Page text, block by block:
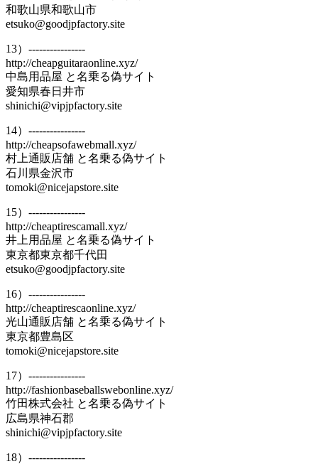
和歌山県和歌山市
etsuko@goodjpfactory.site
13）----------------
http://cheapguitaraonline.xyz/
中島用品屋 と名乗る偽サイト
愛知県春日井市
shinichi@vipjpfactory.site
14）----------------
http://cheapsofawebmall.xyz/
村上通販店舗 と名乗る偽サイト
石川県金沢市
tomoki@nicejapstore.site
15）----------------
http://cheaptirescamall.xyz/
井上用品屋 と名乗る偽サイト
東京都東京都千代田
etsuko@goodjpfactory.site
16）----------------
http://cheaptirescaonline.xyz/
光山通販店舗 と名乗る偽サイト
東京都豊島区
tomoki@nicejapstore.site
17）----------------
http://fashionbaseballswebonline.xyz/
竹田株式会社 と名乗る偽サイト
広島県神石郡
shinichi@vipjpfactory.site
18）----------------